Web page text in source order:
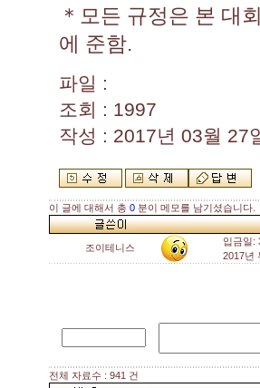
＊모든 규정은 본 대
에 준함.
파일 :
조회 : 1997
작성 : 2017년 03월 27
이 글에 대해서 총 0 분이 메모를 남기셨습니다.
조이테니스
입금일:
2017년
전체 자료수 : 941 건